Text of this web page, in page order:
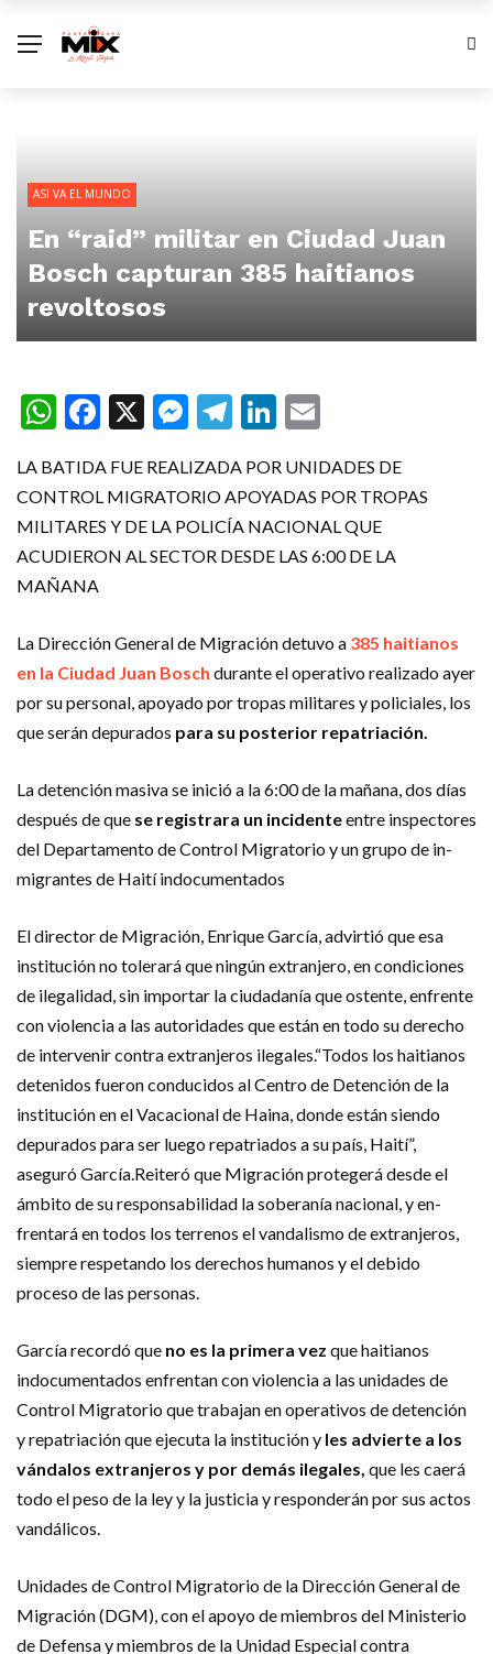
ASI VA EL MUNDO
En “raid” militar en Ciudad Juan
Bosch capturan 385 haitianos
revoltosos
WhatsApp
Facebook
X Messenger
Telegram
LinkedIn
LA BATIDA FUE REALIZADA POR UNIDADES DE
CONTROL MIGRATORIO APOYADAS POR TROPAS
MILITARES Y DE LA POLICÍA NACIONAL QUE
ACUDIERON AL SECTOR DESDE LAS 6:00 DE LA
MAÑANA
La Dirección General de Migración detuvo a 385 haitianos
en la Ciudad Juan Bosch durante el ope­rativo realizado ayer
por su personal, apoyado por tro­pas militares y policiales, los
que serán depurados para su posterior repatria­ción.
La detención masiva se inició a la 6:00 de la ma­ñana, dos días
después de que se registrara un inci­denteentre inspectores
del Departamento de Control Migratorio y un grupo de in­
migrantes de Haití indocu­mentados
El director de Migración, Enrique García, advirtió que esa
institución no tolerará que ningún extranjero, en condiciones
de ilegalidad, sin importar la ciudadanía que ostente, enfrente
con violencia a las autoridades que están en todo su dere­cho
de intervenir contra ex­tranjeros ilegales.“Todos los haitianos
de­tenidos fueron conducidos al Centro de Detención de la
institución en el Vacacional de Haina, donde están sien­do
depurados para ser luego repatriados a su país, Haití”,
aseguró García.Reiteró que Migración protegerá desde el
ámbi­to de su responsabilidad la soberanía nacional, y en­
frentará en todos los te­rrenos el vandalismo de extranjeros,
siempre respe­tando los derechos huma­nos y el debido
proceso de las personas.
García recordó que no es la primera vez que haitianos
indocumentados enfrentan con violencia a las unida­des de
Control Migratorio que trabajan en operativos de detención
y repatriación que ejecuta la institución y les advierte a los
vándalos extranjeros y por demás ile­gales, que les caerá
todo el peso de la ley y la justicia y responderán por sus actos
vandálicos.
Unidades de Control Mi­gratorio de la Dirección Ge­neral de
Migración (DGM), con el apoyo de miembros del Ministerio
de Defensa y miembros de la Unidad Es­pecial contra